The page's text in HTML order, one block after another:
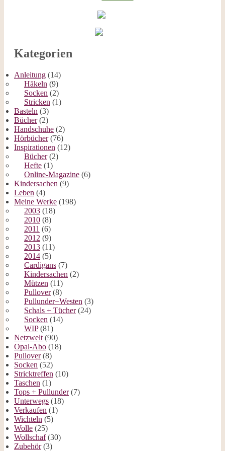
Kategorien
Anleitung (14)
Häkeln (9)
Socken (2)
Stricken (1)
Basteln (3)
Bücher(2)
Handschuhe (2)
Hörbücher(76)
Inspirationen (12)
Bücher(2)
Hefte (1)
Online-Magazine (6)
Kindersachen (9)
Leben (4)
Meine Werke (198)
2003 (18)
2010 (8)
2011 (6)
2012 (9)
2013 (11)
2014 (5)
Cardigans (7)
Kindersachen (2)
Mützen (11)
Pullover(8)
Pullunder+Westen (3)
Schals + Tücher(24)
Socken (14)
WIP(81)
Netzwelt (90)
Opal-Abo (18)
Pullover(8)
Socken (52)
Stricktreffen (10)
Taschen (1)
Tops + Pullunder(7)
Unterwegs (18)
Verkaufen (1)
Wichteln (5)
Wolle (25)
Wollschaf(30)
Zubehör(3)